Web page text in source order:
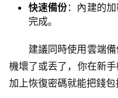
快速備份：內建的
完成。
建議同時使用雲端
機壞了或丟了，你在新
加上恢復密碼就能把錢包